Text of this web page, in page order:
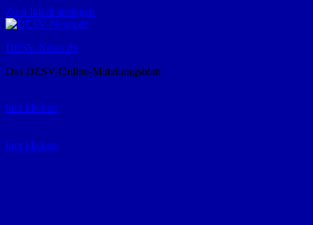
Zum Inhalt springen
DESV-News.de
Das DESV-Online-Mitteilungsblatt
hier klicken
hier klicken